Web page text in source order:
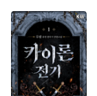
로
이
동